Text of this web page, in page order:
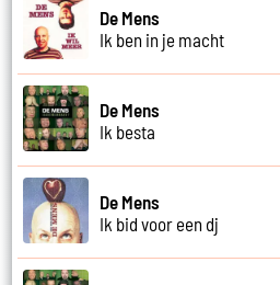
De Mens
Ik ben in je macht
De Mens
Ik besta
De Mens
Ik bid voor een dj